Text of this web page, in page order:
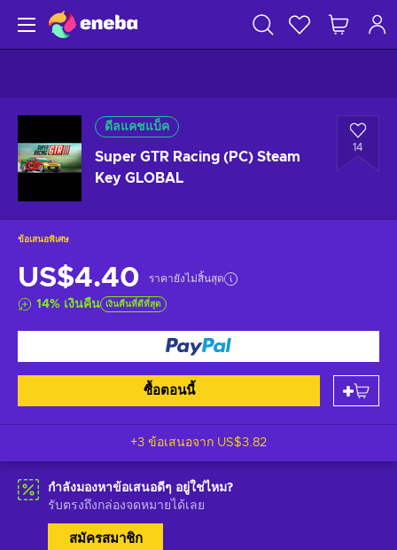
ดีลแคชแบ็ค
Super GTR Racing (PC) Steam
Key GLOBAL
14
ข้อเสนอพิเศษ
US$4.40 ราคายังไม่สิ้นสุด
14% เงินคืน เงินคืนที่ดีที่สุด
ซื้อตอนนี้
+3 ข้อเสนอจาก US$3.82
กำลังมองหาข้อเสนอดีๆ อยู่ใช่ไหม?
รับตรงถึงกล่องจดหมายได้เลย
สมัครสมาชิก